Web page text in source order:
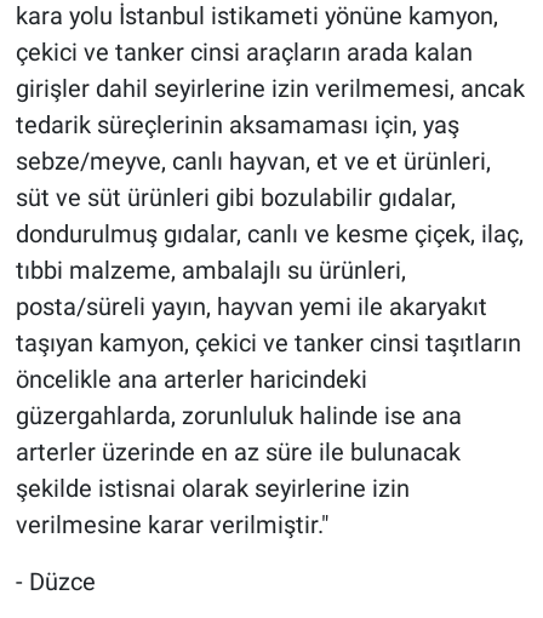
kara yolu İstanbul istikameti yönüne kamyon,
çekici ve tanker cinsi araçların arada kalan
girişler dahil seyirlerine izin verilmemesi, ancak
tedarik süreçlerinin aksamaması için, yaş
sebze/meyve, canlı hayvan, et ve et ürünleri,
süt ve süt ürünleri gibi bozulabilir gıdalar,
dondurulmuş gıdalar, canlı ve kesme çiçek, ilaç,
tıbbi malzeme, ambalajlı su ürünleri,
posta/süreli yayın, hayvan yemi ile akaryakıt
taşıyan kamyon, çekici ve tanker cinsi taşıtların
öncelikle ana arterler haricindeki
güzergahlarda, zorunluluk halinde ise ana
arterler üzerinde en az süre ile bulunacak
şekilde istisnai olarak seyirlerine izin
verilmesine karar verilmiştir."
- Düzce